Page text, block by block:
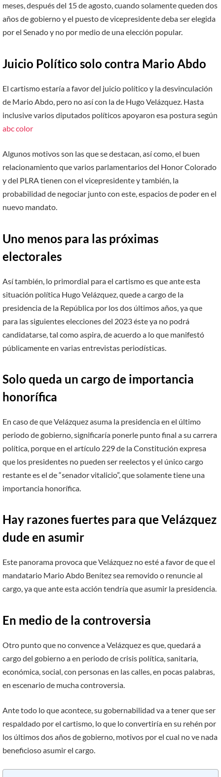
meses, después del 15 de agosto, cuando solamente queden dos
años de gobierno y el puesto de vicepresidente deba ser elegida
por el Senado y no por medio de una elección popular.
Juicio Político solo contra Mario Abdo
El cartismo estaría a favor del juicio político y la desvinculación
de Mario Abdo, pero no así con la de Hugo Velázquez. Hasta
inclusive varios diputados políticos apoyaron esa postura según
abc color
Algunos motivos son las que se destacan, así como, el buen
relacionamiento que varios parlamentarios del Honor Colorado
y del PLRA tienen con el vicepresidente y también, la
probabilidad de negociar junto con este, espacios de poder en el
nuevo mandato.
Uno menos para las próximas
electorales
Así también, lo primordial para el cartismo es que ante esta
situación política Hugo Velázquez, quede a cargo de la
presidencia de la República por los dos últimos años, ya que
para las siguientes elecciones del 2023 éste ya no podrá
candidatarse, tal como aspira, de acuerdo a lo que manifestó
públicamente en varias entrevistas periodísticas.
Solo queda un cargo de importancia
honorífica
En caso de que Velázquez asuma la presidencia en el último
periodo de gobierno, significaría ponerle punto final a su carrera
política, porque en el artículo 229 de la Constitución expresa
que los presidentes no pueden ser reelectos y el único cargo
restante es el de “senador vitalicio”, que solamente tiene una
importancia honorífica.
Hay razones fuertes para que Velázquez
dude en asumir
Este panorama provoca que Velázquez no esté a favor de que el
mandatario Mario Abdo Benítez sea removido o renuncie al
cargo, ya que ante esta acción tendría que asumir la presidencia.
En medio de la controversia
Otro punto que no convence a Velázquez es que, quedará a
cargo del gobierno a en periodo de crisis política, sanitaria,
económica, social, con personas en las calles, en pocas palabras,
en escenario de mucha controversia.
Ante todo lo que acontece, su gobernabilidad va a tener que ser
respaldado por el cartismo, lo que lo convertiría en su rehén por
los últimos dos años de gobierno, motivos por el cual no ve nada
beneficioso asumir el cargo.